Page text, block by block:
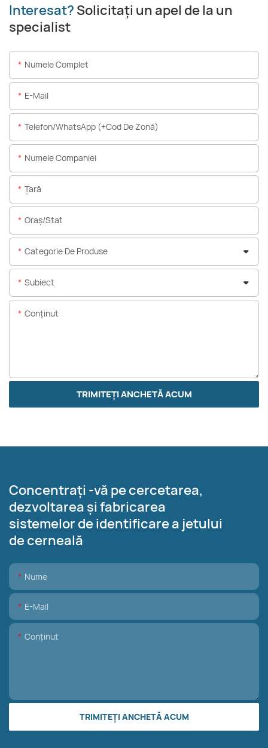
Interesat? Solicitați un apel de la un
specialist
Numele Complet
E-Mail
Telefon/WhatsApp (+Cod De Zonă)
Numele Companiei
Ţară
Oraș/stat
Categorie De Produse
Subiect
Conţinut
TRIMITEȚI ANCHETĂ ACUM
Concentrați -vă pe cercetarea,
dezvoltarea și fabricarea
sistemelor de identificare a jetului
de cerneală
Nume
E-Mail
Conţinut
TRIMITEȚI ANCHETĂ ACUM